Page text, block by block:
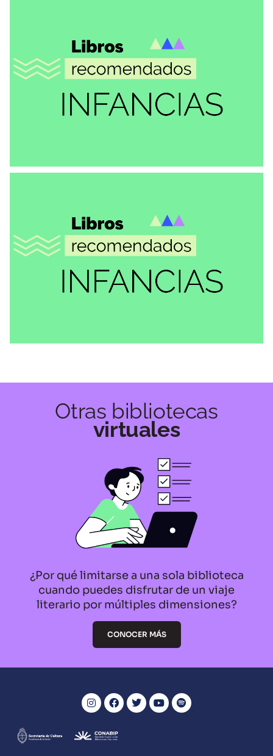
RECOMENDACIONES
VER MÁS
RECOMENDACIONES
VER MÁS
Otras bibliotecas
virtuales
¿Por qué limitarse a una sola biblioteca
cuando puedes disfrutar de un viaje
literario por múltiples dimensiones?
CONOCER MÁS